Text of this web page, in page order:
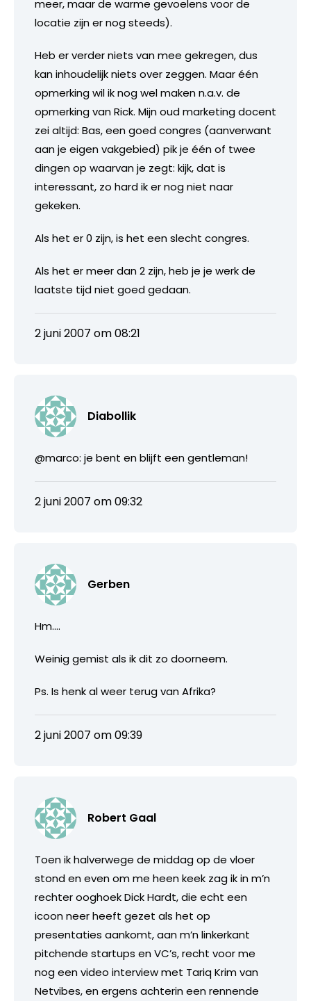
meer, maar de warme gevoelens voor de
locatie zijn er nog steeds).
Heb er verder niets van mee gekregen, dus
kan inhoudelijk niets over zeggen. Maar één
opmerking wil ik nog wel maken n.a.v. de
opmerking van Rick. Mijn oud marketing docent
zei altijd: Bas, een goed congres (aanverwant
aan je eigen vakgebied) pik je één of twee
dingen op waarvan je zegt: kijk, dat is
interessant, zo hard ik er nog niet naar
gekeken.
Als het er 0 zijn, is het een slecht congres.
Als het er meer dan 2 zijn, heb je je werk de
laatste tijd niet goed gedaan.
2 juni 2007 om 08:21
Diabollik
@marco: je bent en blijft een gentleman!
2 juni 2007 om 09:32
Gerben
Hm….
Weinig gemist als ik dit zo doorneem.
Ps. Is henk al weer terug van Afrika?
2 juni 2007 om 09:39
Robert Gaal
Toen ik halverwege de middag op de vloer
stond en even om me heen keek zag ik in m’n
rechter ooghoek Dick Hardt, die echt een
icoon neer heeft gezet als het op
presentaties aankomt, aan m’n linkerkant
pitchende startups en VC’s, recht voor me
nog een video interview met Tariq Krim van
Netvibes, en ergens achterin een rennende